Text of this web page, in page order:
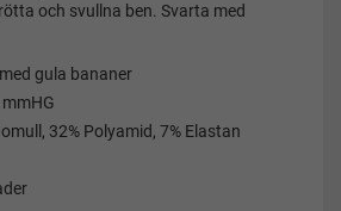
och svullna ben. Svarta med
gula bananer
32% Polyamid, 7% Elastan